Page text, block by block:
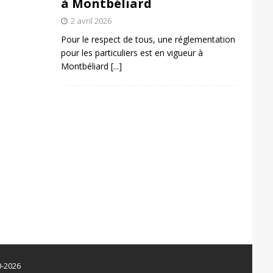
à Montbéliard
2 avril 2026
Pour le respect de tous, une réglementation
pour les particuliers est en vigueur à
Montbéliard [...]
2026